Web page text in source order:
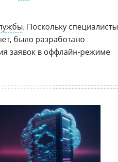
. Поскольку специалисты
было разработано
заявок в оффлайн-режиме